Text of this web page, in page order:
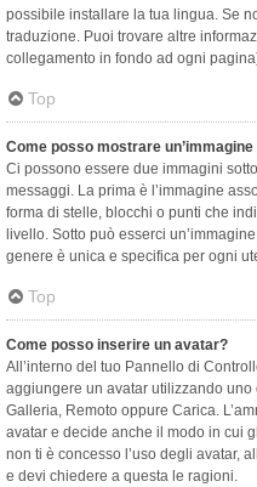
possibile installare la tua lingua. Se
traduzione. Puoi trovare altre
collegamento in fondo ad ogni
Top
Come posso mostrare
Ci possono essere due immagini
messaggi. La prima è l’immagine
forma di stelle, blocchi o punti che
livello. Sotto può esserci
genere è unica e specifica per ogni
Top
Come posso inserire un avatar?
All’interno del tuo Pannello di
aggiungere un avatar utilizzando
Galleria, Remoto oppure Carica.
avatar e decide anche il modo in cui
non ti è concesso l’uso degli avatar,
e devi chiedere a questa le ragioni.